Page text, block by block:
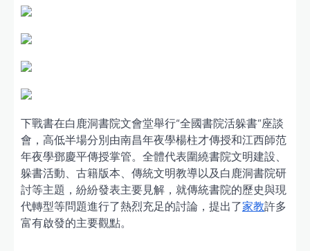
下戰書在白鹿洞書院文會堂舉行“全國書院活躲書”座談
會，高低半場分別由南昌年夜學楊柱才傳授和江西師范
年夜學鄧慶平傳授掌管。全體代表圍繞書院文明建設、
躲書活動、古籍版本、傳統文明教導以及白鹿洞書院研
討等主題，紛紛發表主要見解，就傳統書院的歷史與現
代轉型等問題進行了熱烈充足的討論，提出了家教許多
富有啟發的主要觀點。